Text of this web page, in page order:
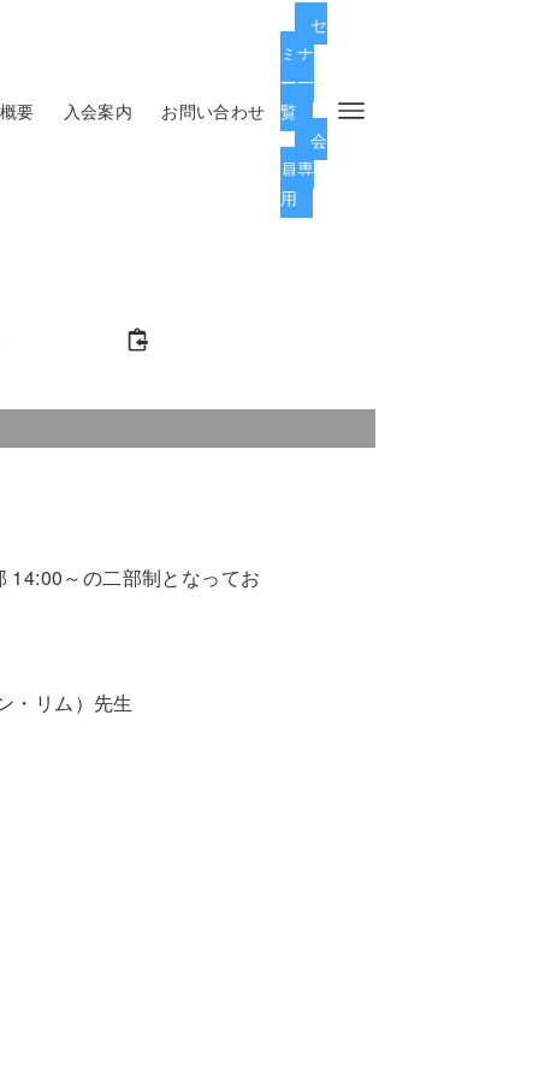
要 入会案内 お問い合わせ
セ
ミナ
ー一
覧
会
員専
用
～の二部制となってお
・リム）先生